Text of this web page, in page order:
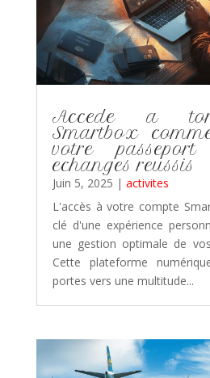
Accede a
Smartbox
votre
echanges reussis
Juin 5, 2025 | activites
L'accès à votre compte
clé d'une expérience
une gestion optimale de
Cette plateforme
portes vers une multitude...